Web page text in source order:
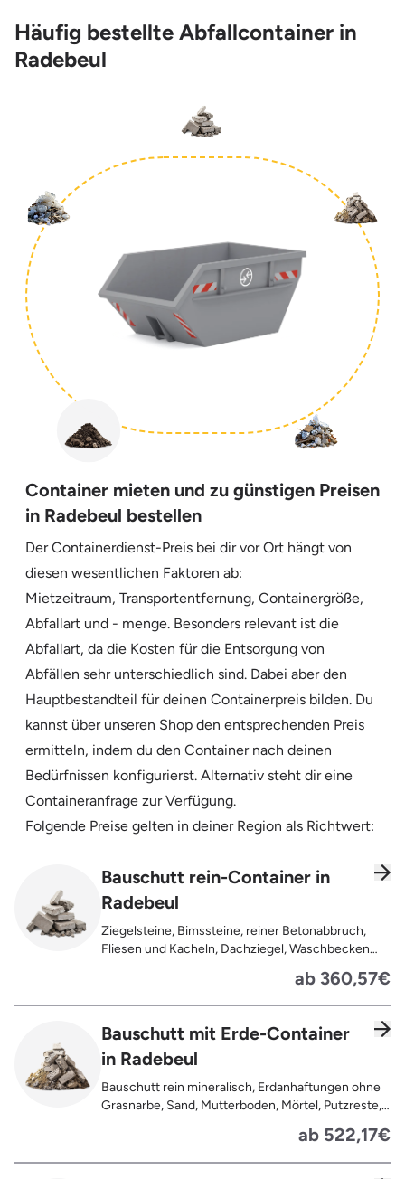
Häufig bestellte Abfallcontainer in
Radebeul
Container mieten und zu günstigen Preisen
in Radebeul bestellen
Der Containerdienst-Preis bei dir vor Ort hängt von
diesen wesentlichen Faktoren ab:
Mietzeitraum, Transportentfernung, Containergröße,
Abfallart und - menge. Besonders relevant ist die
Abfallart, da die Kosten für die Entsorgung von
Abfällen sehr unterschiedlich sind. Dabei aber den
Hauptbestandteil für deinen Containerpreis bilden. Du
kannst über unseren Shop den entsprechenden Preis
ermitteln, indem du den Container nach deinen
Bedürfnissen konfigurierst. Alternativ steht dir eine
Containeranfrage zur Verfügung.
Folgende Preise gelten in deiner Region als Richtwert:
Bauschutt rein-Container in
Radebeul
Ziegelsteine, Bimssteine, reiner Betonabbruch,
Fliesen und Kacheln, Dachziegel, Waschbecken
Pflastersteine, Kalksand-Mauerwerk, Zement und
Putzreste
ab 360,57€
Bauschutt mit Erde-Container
in Radebeul
Bauschutt rein mineralisch, Erdanhaftungen ohne
Grasnarbe, Sand, Mutterboden, Mörtel, Putzreste,
ab 522,17€